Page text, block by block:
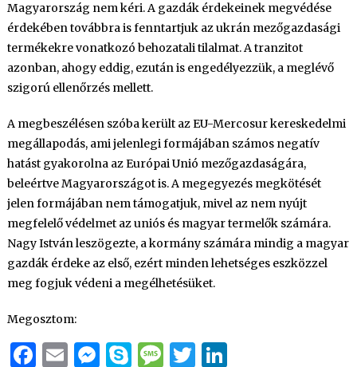
Magyarország nem kéri. A gazdák érdekeinek megvédése
érdekében továbbra is fenntartjuk az ukrán mezőgazdasági
termékekre vonatkozó behozatali tilalmat. A tranzitot
azonban, ahogy eddig, ezután is engedélyezzük, a meglévő
szigorú ellenőrzés mellett.
A megbeszélésen szóba került az EU-Mercosur kereskedelmi
megállapodás, ami jelenlegi formájában számos negatív
hatást gyakorolna az Európai Unió mezőgazdaságára,
beleértve Magyarországot is. A megegyezés megkötését
jelen formájában nem támogatjuk, mivel az nem nyújt
megfelelő védelmet az uniós és magyar termelők számára.
Nagy István leszögezte, a kormány számára mindig a magyar
gazdák érdeke az első, ezért minden lehetséges eszközzel
meg fogjuk védeni a megélhetésüket.
Megosztom:
Facebook
Email
Messenger
Skype
Message
Twitter
LinkedIn